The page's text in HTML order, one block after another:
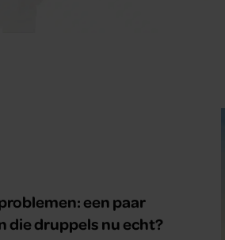
een paar
die druppels nu echt?